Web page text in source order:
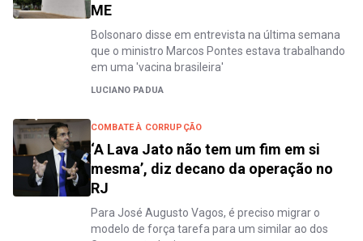
ME
Bolsonaro disse em entrevista na última semana
que o ministro Marcos Pontes estava trabalhando
em uma 'vacina brasileira'
LUCIANO PADUA
COMBATE À CORRUPÇÃO
‘A Lava Jato não tem um fim em si
mesma’, diz decano da operação no
RJ
Para José Augusto Vagos, é preciso migrar o
modelo de força tarefa para um similar ao dos